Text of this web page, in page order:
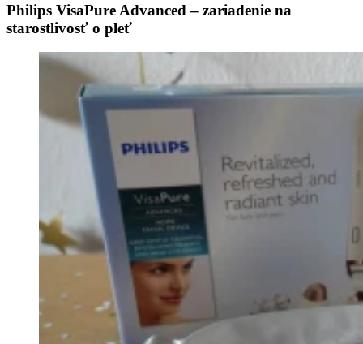
Philips VisaPure Advanced – zariadenie na
starostlivosť o pleť